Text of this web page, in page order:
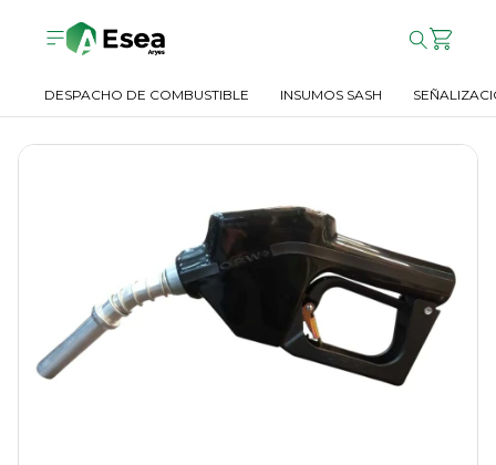
DESPACHO DE COMBUSTIBLE INSUMOS SASH